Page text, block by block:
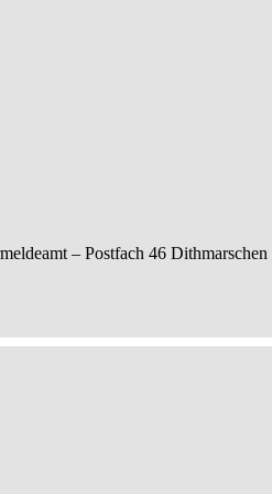
– Postfach 46 Dithmarschen